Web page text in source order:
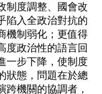
制度調整、國會改
陷入全政治對抗的
機制弱化；更值得
度政治性的語言回
一步下降，使制度
狀態，問題在於總
跨機關的協調者，